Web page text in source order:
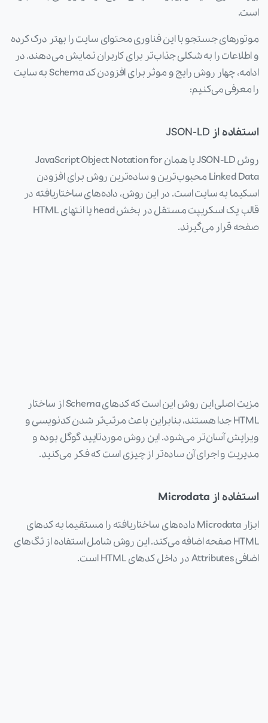
است.
موتورهای جستجو با این فناوری محتوای سایت را بهتر درک کرده
و اطلاعات را به شکلی جذاب‌تر برای کاربران نمایش می‌دهند. در
ادامه، چهار روش رایج و موثر برای افزودن کد Schema به سایت
را معرفی می‌کنیم:
استفاده از JSON-LD
روش JSON-LD یا همان JavaScript Object Notation for
Linked Data محبوب‌ترین و ساده‌ترین روش برای افزودن
اسکیما به سایت است. در این روش، داده‌های ساختاریافته در
قالب یک اسکریپت مستقل در بخش head یا انتهای HTML
صفحه قرار می‌گیرند.
مزیت اصلی این روش این است که کدهای Schema از ساختار
HTML جدا هستند، بنابراین باعث مرتب‌تر شدن کدنویسی و
ویرایش آسان‌تر می‌شود. این روش موردتایید گوگل بوده و
مدیریت و اجرای آن ساده‌تر از چیزی است که فکر می‌کنید.
استفاده از Microdata
ابزار Microdata داده‌های ساختاریافته را مستقیما به کدهای
HTML صفحه اضافه می‌کند. این روش شامل استفاده از تگ‌های
اضافی Attributes در داخل کدهای HTML است.